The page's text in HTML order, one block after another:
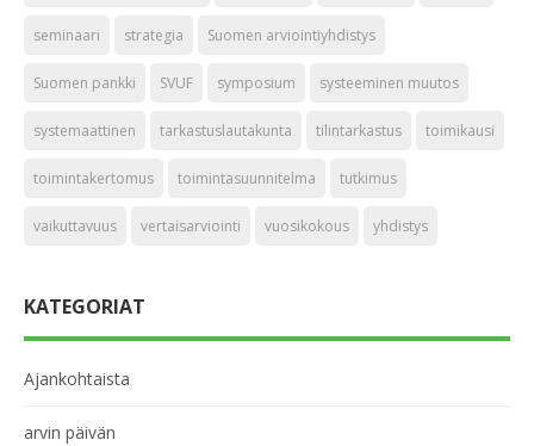
seminaari strategia Suomen arviointiyhdistys
Suomen pankki SVUF symposium systeeminen muutos
systemaattinen tarkastuslautakunta tilintarkastus toimikausi
toimintakertomus toimintasuunnitelma tutkimus
vaikuttavuus vertaisarviointi vuosikokous yhdistys
KATEGORIAT
Ajankohtaista
arvin päivän